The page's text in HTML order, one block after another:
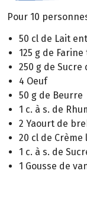
Pour 10
50 cl de Lait
125 g de Farine
250 g de Sucre
4 Oeuf
50 g de Beurre
1 c. à s. de
2 Yaourt de
20 cl de
1 c. à s. de
1 Gousse de